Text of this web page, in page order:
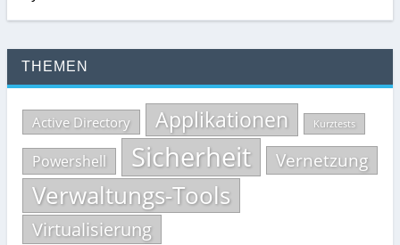
THEMEN
Active Directory Applikationen Kurztests
Powershell Sicherheit Vernetzung
Verwaltungs-Tools
Virtualisierung